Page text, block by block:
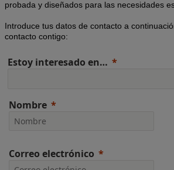
probada y diseñados para las necesidades
Introduce tus datos de contacto a
contacto contigo:
Estoy interesado en…
Nombre
Correo electrónico